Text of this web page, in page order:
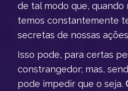
de tal modo que, quando
temos constantemente
secretas de nossas
Isso pode, para certas
constrangedor; mas,
pode impedir que o seja.